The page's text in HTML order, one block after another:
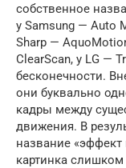
собственное
у Samsung — Auto
Sharp —
ClearScan, у LG —
бесконечности.
они буквально
кадры между
движения. В
название
картинка